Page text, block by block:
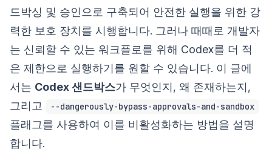
드박싱 및 승인으로 구축되어 안전한 실행을 위한 강
력한 보호 장치를 시행합니다. 그러나 때때로 개발자
는 신뢰할 수 있는 워크플로를 위해 Codex를 더 적
은 제한으로 실행하기를 원할 수 있습니다. 이 글에
서는 Codex 샌드박스가 무엇인지, 왜 존재하는지,
그리고
--dangerously-bypass-approvals-and-sandbox
플래그를 사용하여 이를 비활성화하는 방법을 설명
합니다.